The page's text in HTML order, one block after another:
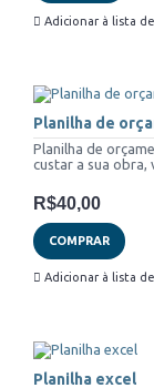
Adicionar à lista
Planilha de
Planilha de
custar a sua obra,
R$40,00
COMPRAR
Adicionar à lista
Planilha excel